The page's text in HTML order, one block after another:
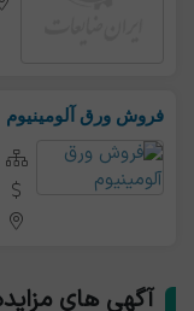
فروش ورق آلومینیوم
آگهی های